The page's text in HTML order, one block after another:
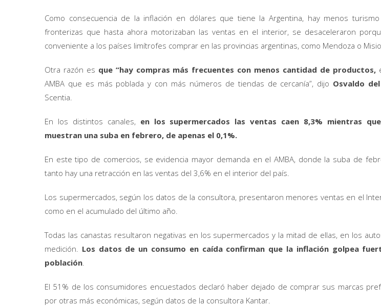
Como consecuencia de la inflación en dólares que tiene la Argentina, hay menos
fronterizas que hasta ahora motorizaban las ventas en el interior, se desaceleraron
conveniente a los países limítrofes comprar en las provincias argentinas, como Mendoza o
Otra razón es que “hay compras más frecuentes con menos cantidad de productos,
AMBA que es más poblada y con más números de tiendas de cercanía”, dijo Osvaldo
Scentia.
En los distintos canales, en los supermercados las ventas caen 8,3% mientras
muestran una suba en febrero, de apenas el 0,1%.
En este tipo de comercios, se evidencia mayor demanda en el AMBA, donde la suba de
tanto hay una retracción en las ventas del 3,6% en el interior del país.
Los supermercados, según los datos de la consultora, presentaron menores ventas en el
como en el acumulado del último año.
Todas las canastas resultaron negativas en los supermercados y la mitad de ellas, en los
medición. Los datos de un consumo en caída confirman que la inflación golpea
población.
El 51% de los consumidores encuestados declaró haber dejado de comprar sus marcas
por otras más económicas, según datos de la consultora Kantar.